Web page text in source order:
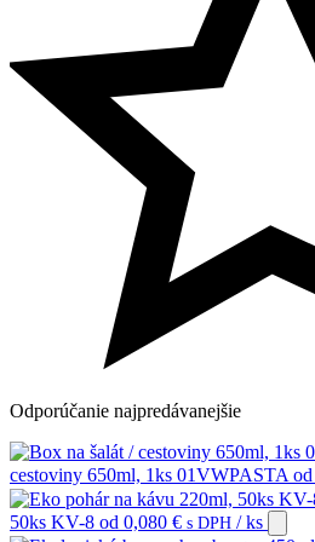
Odporúčanie najpredávanejšie
cestoviny 650ml, 1ks 01VWPASTA od
50ks KV-8 od 0,080 € s DPH / ks